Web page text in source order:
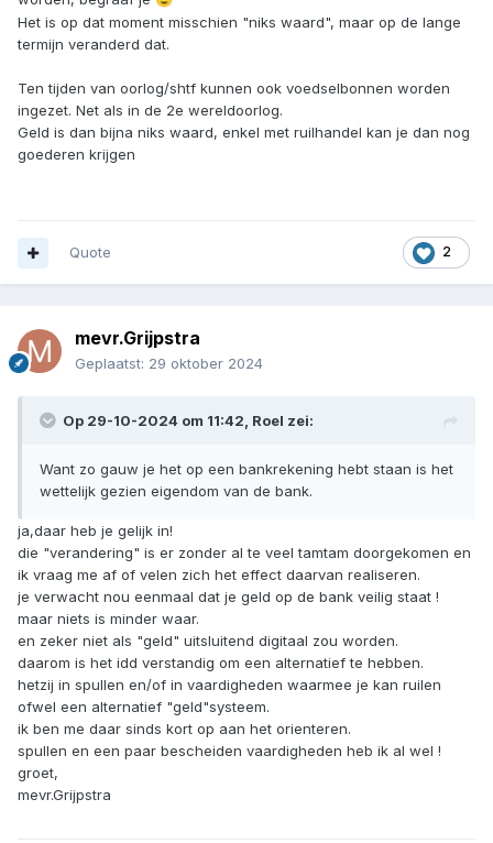
Het is op dat moment misschien "niks waard", maar op de lange
termijn veranderd dat.
Ten tijden van oorlog/shtf kunnen ook voedselbonnen worden
ingezet. Net als in de 2e wereldoorlog.
Geld is dan bijna niks waard, enkel met ruilhandel kan je dan nog
goederen krijgen
2
Quote
mevr.Grijpstra
Geplaatst: 29 oktober 2024
Op 29-10-2024 om 11:42, Roel zei:
Want zo gauw je het op een bankrekening hebt staan is het
wettelijk gezien eigendom van de bank.
ja,daar heb je gelijk in!
die "verandering" is er zonder al te veel tamtam doorgekomen en
ik vraag me af of velen zich het effect daarvan realiseren.
je verwacht nou eenmaal dat je geld op de bank veilig staat !
maar niets is minder waar.
en zeker niet als "geld" uitsluitend digitaal zou worden.
daarom is het idd verstandig om een alternatief te hebben.
hetzij in spullen en/of in vaardigheden waarmee je kan ruilen
ofwel een alternatief "geld"systeem.
ik ben me daar sinds kort op aan het orienteren.
spullen en een paar bescheiden vaardigheden heb ik al wel !
groet,
mevr.Grijpstra